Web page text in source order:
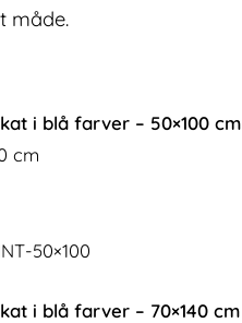
måde.
i blå farver – 50×100 cm
cm
50×100
i blå farver – 70×140 cm